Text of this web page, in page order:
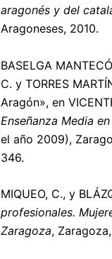
aragonés y del
Aragoneses, 2010.
BASELGA
C. y TORRES
Aragón», en
Enseñanza Media
el año 2009),
346.
MIQUEO, C., y
profesionales.
Zaragoza,